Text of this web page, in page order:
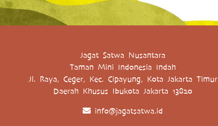
Jagat Satwa Nusantara
Taman Mini Indonesia Indah
Jl. Raya, Ceger, Kec. Cipayung, Kota Jakarta Timur
Daerah Khusus Ibukota Jakarta 13820
info@jagatsatwa.id